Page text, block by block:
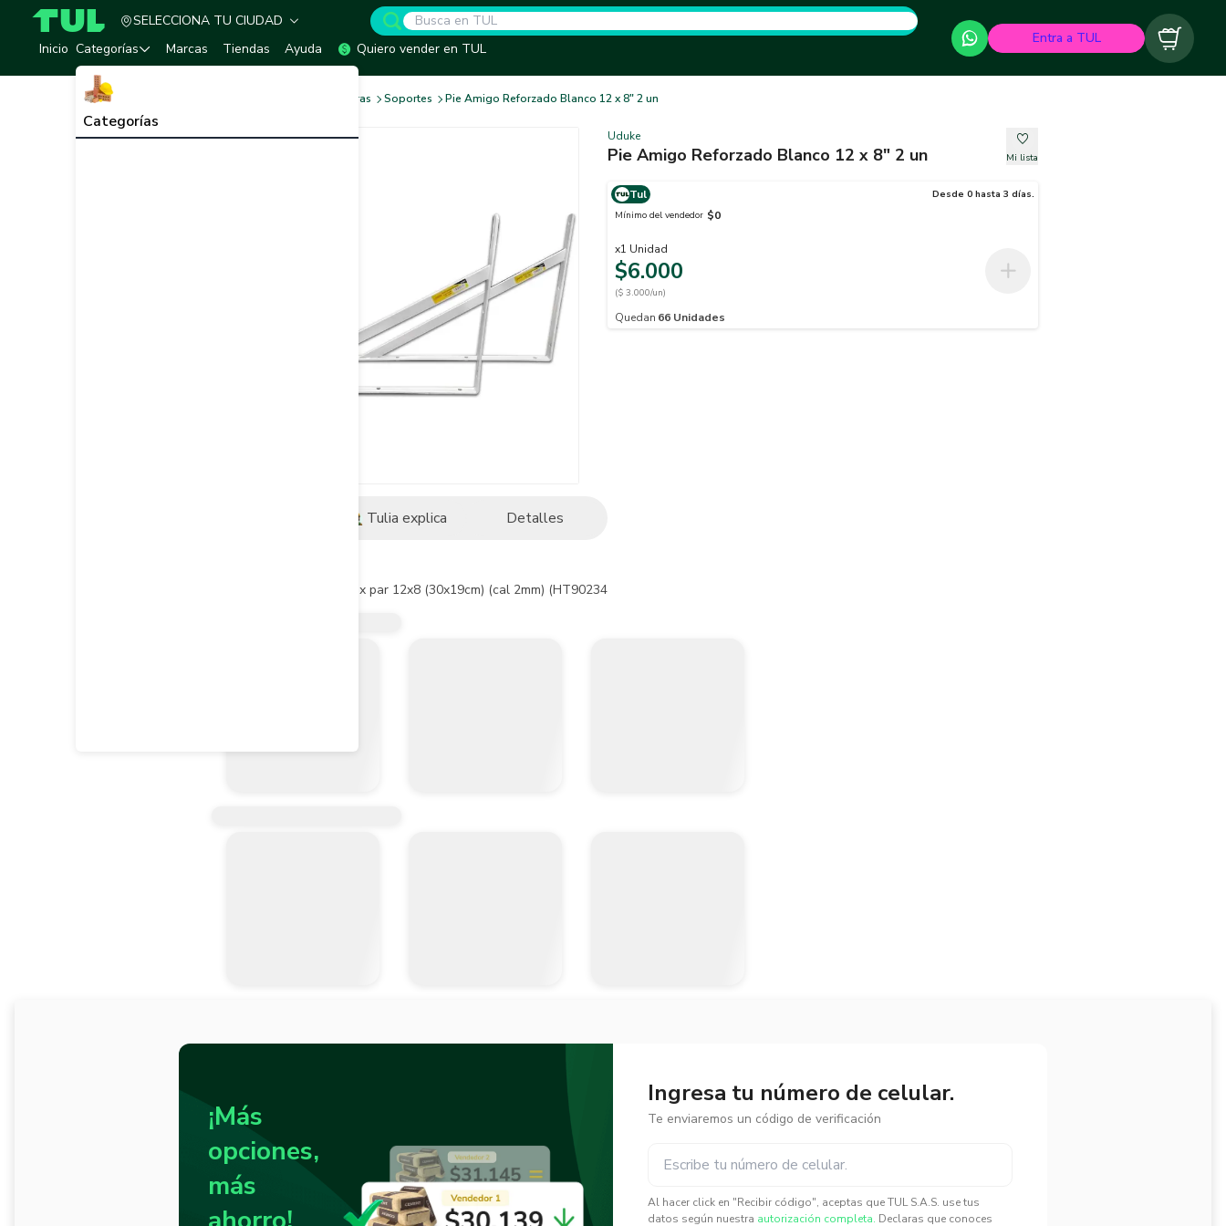
TUL - Tu Marketplace de Construcción
SELECCIONA TU CIUDAD
Inicio Categorías
Categorías
Marcas Tiendas Ayuda Quiero vender en TUL
Entra a TUL Carrito
Herrajes y Bisagras Soportes Pie Amigo Reforzado Blanco 12 x 8" 2 un
Tulia explica Detalles
- Pie amigo reforzado blanco x par 12x8 (30x19cm) (cal 2mm) (HT90234)
Uduke
Pie Amigo Reforzado Blanco 12 x 8" 2 un Mi lista
Tul
Desde 0 hasta 3 días.
Mínimo del vendedor $0
x1 Unidad
$6.000
($ 3.000/un)
Quedan 66 Unidades
¡Más
opciones,
más
Ingresa tu número de celular.
Te enviaremos un código de verificación
Al hacer click en "Recibir código", aceptas que TUL S.A.S. use tus
datos según nuestra autorización completa. Declaras que conoces